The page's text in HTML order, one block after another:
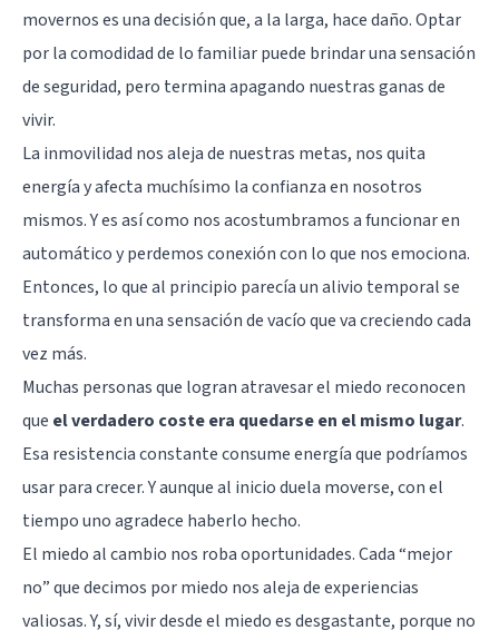
movernos es una decisión que, a la larga, hace daño. Optar
por la comodidad de lo familiar puede brindar una sensación
de seguridad, pero termina apagando nuestras ganas de
vivir.
La inmovilidad nos aleja de nuestras metas, nos quita
energía y afecta muchísimo la confianza en nosotros
mismos. Y es así como nos acostumbramos a funcionar en
automático y perdemos conexión con lo que nos emociona.
Entonces, lo que al principio parecía un alivio temporal se
transforma en una sensación de vacío que va creciendo cada
vez más.
Muchas personas que logran atravesar el miedo reconocen
que el verdadero coste era quedarse en el mismo lugar.
Esa resistencia constante consume energía que podríamos
usar para crecer. Y aunque al inicio duela moverse, con el
tiempo uno agradece haberlo hecho.
El miedo al cambio nos roba oportunidades. Cada “mejor
no” que decimos por miedo nos aleja de experiencias
valiosas. Y, sí, vivir desde el miedo es desgastante, porque no